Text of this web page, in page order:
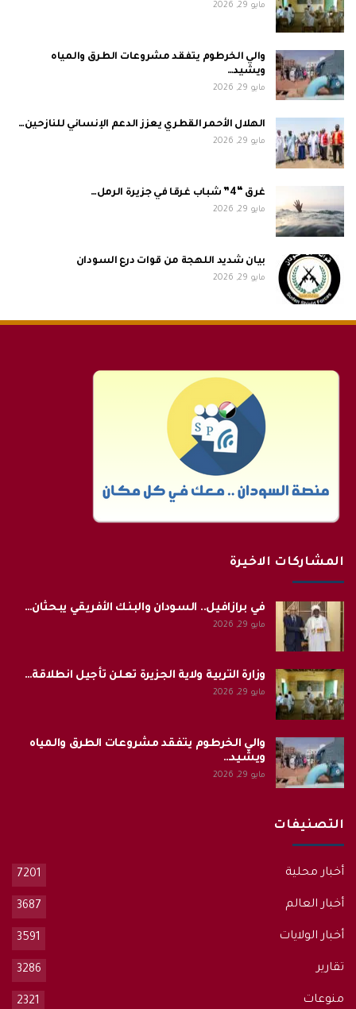
مايو 29, 2026
والي الخرطوم يتفقد مشروعات الطرق والمياه
ويشيد…
مايو 29, 2026
الهلال الأحمر القطري يعزز الدعم الإنساني للنازحين…
مايو 29, 2026
غرق “4” شباب غرقا في جزيرة الرمل…
مايو 29, 2026
بيان شديد اللهجة من قوات درع السودان
مايو 29, 2026
المشاركات الاخيرة
في برازافيل.. السودان والبنك الأفريقي يبحثان…
مايو 29, 2026
وزارة التربية ولاية الجزيرة تعلن تأجيل انطلاقة…
مايو 29, 2026
والي الخرطوم يتفقد مشروعات الطرق والمياه
ويشيد…
مايو 29, 2026
التصنيفات
أخبار محلية 7201
أخبار العالم 3687
أخبار الولايات 3591
تقارير 3286
منوعات 2321